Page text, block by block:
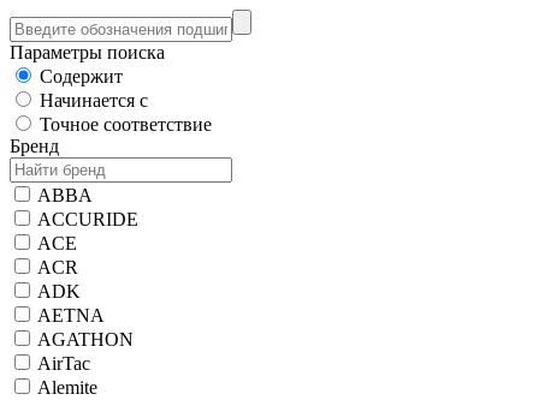
Параметры поиска
Содержит
Начинается с
Точное соответствие
Бренд
ABBA
ACCURIDE
ACE
ACR
ADK
AETNA
AGATHON
AirTac
Alemite